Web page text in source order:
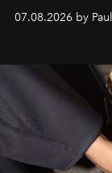
d'exception
07.08.2026 by